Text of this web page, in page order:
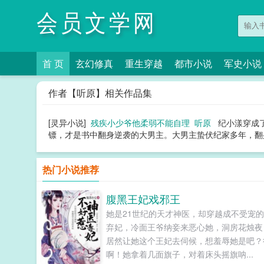
会员文学网
首 页 玄幻修真 重生穿越 都市小说 军史小说
作者【听原】相关作品集
[灵异小说] 残疾小少爷他柔弱不能自理 听原 纪小漾穿成
镖，才是书中翻身逆袭的大男主。大男主蛰伏纪家多年，
热门小说推荐
腹黑王妃戏邪王
她是21世纪的天才神医，却穿越成不受宠的
弃妃，冷面王爷纳妾来恶心她，洞房花烛
居然让她这个王妃去伺候，想羞辱她是吧
啊！她拿着几面旗子，对着床头摇旗呐...